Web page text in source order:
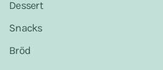
Dessert
Snacks
Bröd